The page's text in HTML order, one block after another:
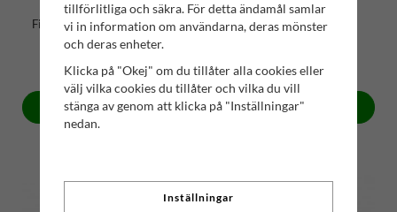
Finsk Lakritsblandning | No.
238
89 kr
Köp
Irish Breakfast | No. 201
89 kr
Köp
tillförlitliga och säkra. För detta ändamål samlar
vi in information om användarna, deras mönster
och deras enheter.
Klicka på "Okej" om du tillåter alla cookies eller
välj vilka cookies du tillåter och vilka du vill
stänga av genom att klicka på "Inställningar"
nedan.
Inställningar